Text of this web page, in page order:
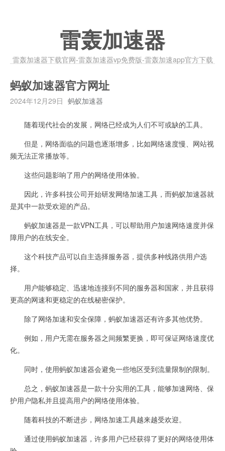
雷轰加速器
雷轰加速器下载官网-雷轰加速器vp免费版-雷轰加速app官方下载
蚂蚁加速器官方网址
2024年12月29日 蚂蚁加速器
随着现代社会的发展，网络已经成为人们不可或缺的工具。
但是，网络面临的问题也逐渐增多，比如网络速度慢、网站视
频无法正常播放等。
这些问题影响了用户的网络使用体验。
因此，许多科技公司开始研发网络加速工具，而蚂蚁加速器就
是其中一款受欢迎的产品。
蚂蚁加速器是一款VPN工具，可以帮助用户加速网络速度并保
障用户的在线安全。
这个科技产品可以自主选择服务器，提供多种线路供用户选
择。
用户能够稳定、迅速地连接到不同的服务器和国家，并且获得
更高的网速和更稳定的在线秘密保护。
除了网络加速和安全保障，蚂蚁加速器还有许多其他优势。
例如，用户无需在服务器之间频繁更换，即可保证网络速度优
化。
同时，使用蚂蚁加速器会避免一些地区受到流量限制的限制。
总之，蚂蚁加速器是一款十分实用的工具，能够加速网络、保
护用户隐私并且提高用户的网络使用体验。
随着科技的不断进步，网络加速工具越来越受欢迎。
通过使用蚂蚁加速器，许多用户已经获得了更好的网络使用体